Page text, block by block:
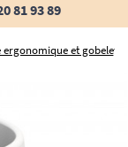
81 93 89
ergonomique et gobelet